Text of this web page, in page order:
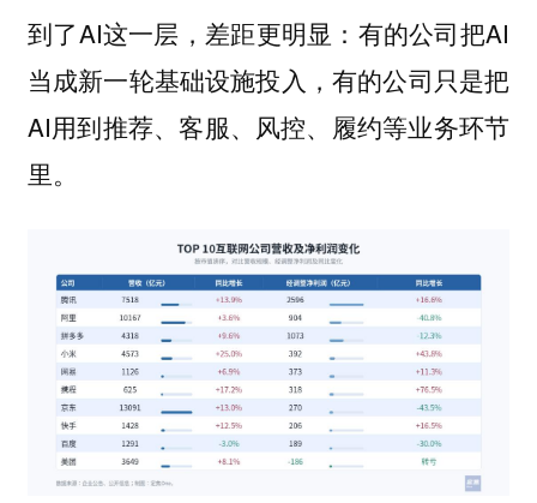
到了AI这一层，差距更明显：有的公司把AI
当成新一轮基础设施投入，有的公司只是把
AI用到推荐、客服、风控、履约等业务环节
里。